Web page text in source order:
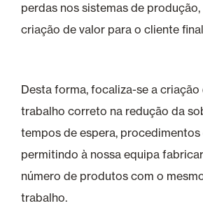
perdas nos sistemas de
criação de valor para o cliente
Desta forma, focaliza-se a criação
trabalho correto na redução da
tempos de espera, procedimentos
permitindo à nossa equipa
número de produtos com o
trabalho.